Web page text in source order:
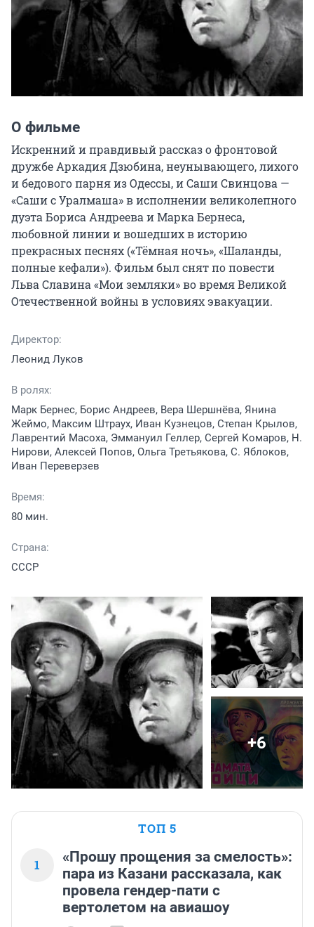
О фильме
Искренний и правдивый рассказ о фронтовой
дружбе Аркадия Дзюбина, неунывающего, лихого
и бедового парня из Одессы, и Саши Свинцова —
«Саши с Уралмаша» в исполнении великолепного
дуэта Бориса Андреева и Марка Бернеса,
любовной линии и вошедших в историю
прекрасных песнях («Тёмная ночь», «Шаланды,
полные кефали»). Фильм был снят по повести
Льва Славина «Мои земляки» во время Великой
Отечественной войны в условиях эвакуации.
Директор:
Леонид Луков
В ролях:
Марк Бернес, Борис Андреев, Вера Шершнёва, Янина
Жеймо, Максим Штраух, Иван Кузнецов, Степан Крылов,
Лаврентий Масоха, Эммануил Геллер, Сергей Комаров, Н.
Нирови, Алексей Попов, Ольга Третьякова, С. Яблоков,
Иван Переверзев
Время:
80 мин.
Страна:
СССР
+6
ТОП 5
1
«Прошу прощения за смелость»:
пара из Казани рассказала, как
провела гендер-пати с
вертолетом на авиашоу